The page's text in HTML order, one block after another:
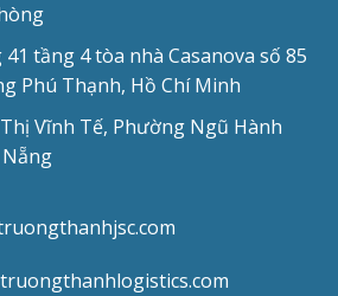
tầng 4 tòa nhà Casanova số 85
Phú Thạnh, Hồ Chí Minh
Vĩnh Tế, Phường Ngũ Hành